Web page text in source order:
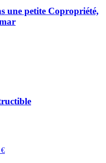
une petite Copropriété,